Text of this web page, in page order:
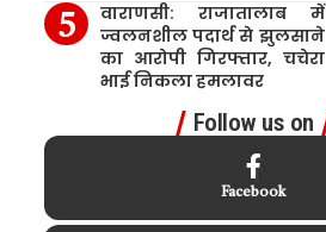
वाराणसी: राजातालाब में
ज्वलनशील पदार्थ से झुलसाने
का आरोपी गिरफ्तार, चचेरा
भाई निकला हमलावर
Follow us on
Facebook